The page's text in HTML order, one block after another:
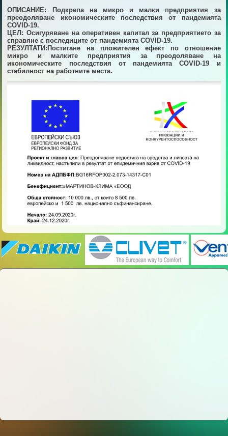
ОПИСАНИЕ: Подкрепа на микро и малки предприятия за
преодоляване икономическите последствия от пандемията
COVID-19.
ЦЕЛ: Осигуряване на оперативен капитал за предприятието за
справяне с последиците от пандемията COVID-19.
РЕЗУЛТАТИ:Постигане на пложителен ефект по отношение
микро и малките предприятия за преодоляване на
икономическите последствия от пандемията COVID-19 и
стабилност на работните места.